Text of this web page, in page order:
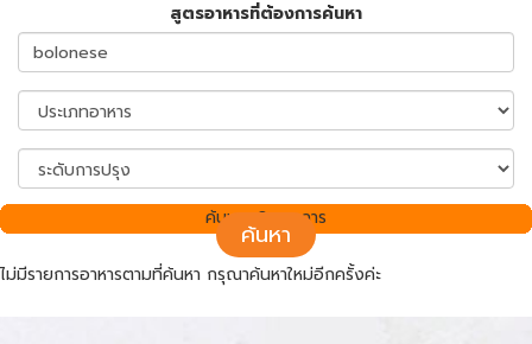
สูตรอาหารที่ต้องการค้นหา
ค้นหา
ไม่มีรายการอาหารตามที่ค้นหา กรุณาค้นหาใหม่อีกครั้งค่ะ
ค้นพบ 0 รายการ